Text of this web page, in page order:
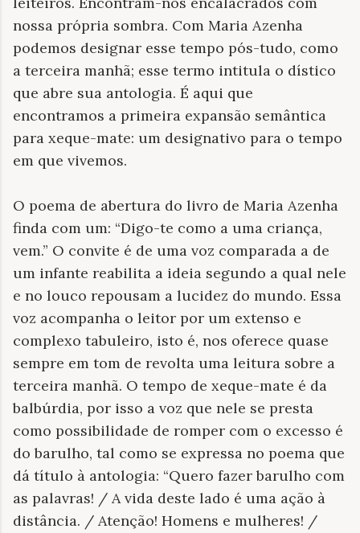
nossa própria sombra. Com Maria Azenha
podemos designar esse tempo pós-tudo, como
a terceira manhã; esse termo intitula o dístico
que abre sua antologia. É aqui que
encontramos a primeira expansão semântica
para xeque-mate: um designativo para o tempo
em que vivemos.
O poema de abertura do livro de Maria Azenha
finda com um: “Digo-te como a uma criança,
vem.” O convite é de uma voz comparada a de
um infante reabilita a ideia segundo a qual nele
e no louco repousam a lucidez do mundo. Essa
voz acompanha o leitor por um extenso e
complexo tabuleiro, isto é, nos oferece quase
sempre em tom de revolta uma leitura sobre a
terceira manhã. O tempo de xeque-mate é da
balbúrdia, por isso a voz que nele se presta
como possibilidade de romper com o excesso é
do barulho, tal como se expressa no poema que
dá título à antologia: “Quero fazer barulho com
as palavras! / A vida deste lado é uma ação à
distância. / Atenção! Homens e mulheres! /